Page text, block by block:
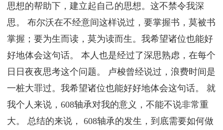
思想的帮助下，建立起自己的思想。这不禁令我深
思。 布尔沃在不经意间这样说过，要掌握书，莫被书
掌握；要为生而读，莫为读而生。我希望诸位也能好
好地体会这句话。 本人也是经过了深思熟虑，在每个
日日夜夜思考这个问题。 卢梭曾经说过，浪费时间是
一桩大罪过。我希望诸位也能好好地体会这句话。 就
我个人来说，608轴承对我的意义，不能不说非常重
大。 总结的来说， 608轴承的发生，到底需要如何做